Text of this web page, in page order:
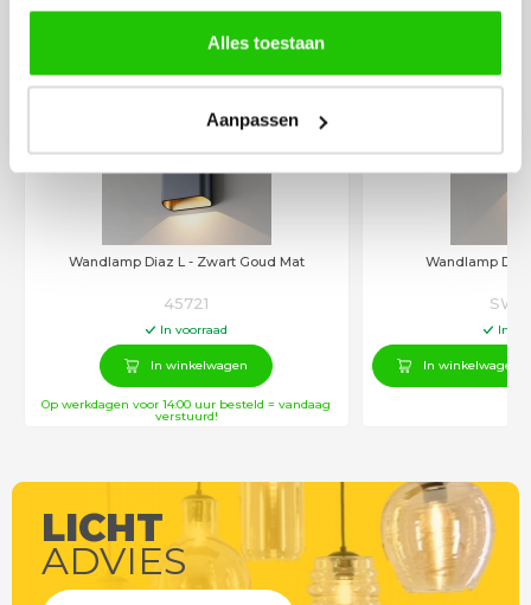
Alles toestaan
Aanpassen
Alle producten uit deze serie
Wandlamp Diaz L - Zwart Goud Mat
€174
45721
In voorraad
In winkelwagen
Op werkdagen voor 14:00 uur besteld = vandaag
verstuurd!
In
In winkelwagen
LICHT
ADVIES